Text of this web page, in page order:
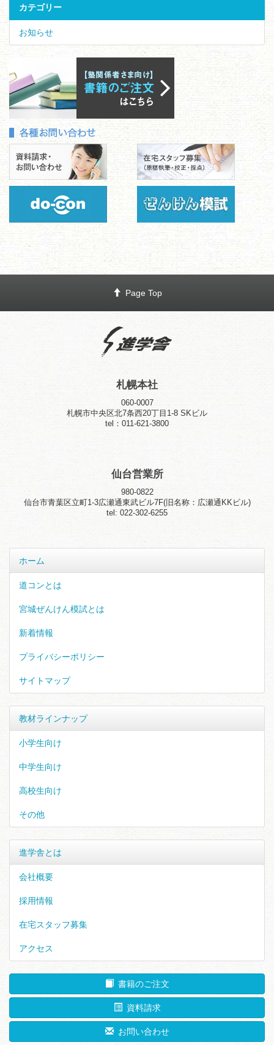
カテゴリー
お知らせ
Page Top
札幌本社
060-0007
札幌市中央区北7条西20丁目1-8 SKビル
tel：011-621-3800
仙台営業所
980-0822
仙台市青葉区立町1-3広瀬通東武ビル7F(旧名称：広瀬通KKビル)
tel: 022-302-6255
ホーム
道コンとは
宮城ぜんけん模試とは
新着情報
プライバシーポリシー
サイトマップ
教材ラインナップ
小学生向け
中学生向け
高校生向け
その他
進学舎とは
会社概要
採用情報
在宅スタッフ募集
アクセス
書籍のご注文
資料請求
お問い合わせ